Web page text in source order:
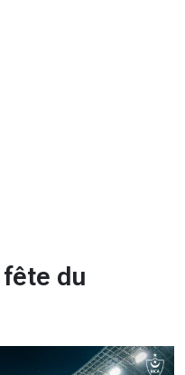
fête du